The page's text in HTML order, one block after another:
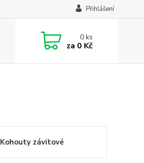
Přihlášení
0ks
za 0 Kč
Kohouty závitové